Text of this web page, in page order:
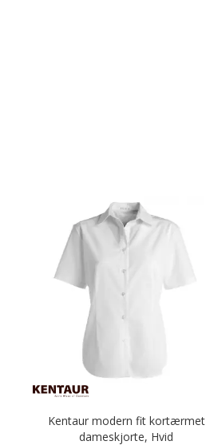
Kentaur modern fit kortærmet
dameskjorte, Hvid